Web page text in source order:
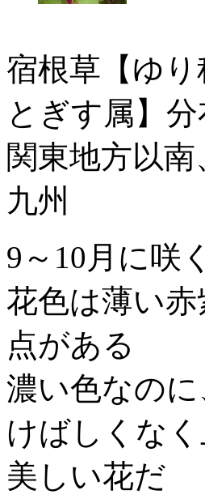
宿根草【ゆり
とぎす属】
関東地方以南
九州
9～10月に咲く
花色は薄い赤
点がある
濃い色なの
けばしくな
美しい花だ